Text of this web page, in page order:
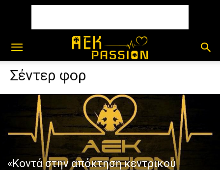
Σέντερ φορ
«Κοντά στην απόκτηση κεντρικού